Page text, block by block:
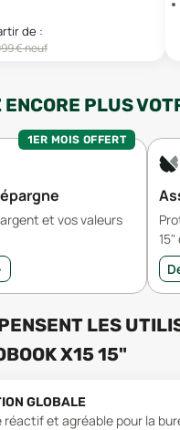
de :
€ neuf
PLUS
1ER MOIS OFFERT
et vos valeurs
LES
X15 15"
GLOBALE
réactif et agréable pour la